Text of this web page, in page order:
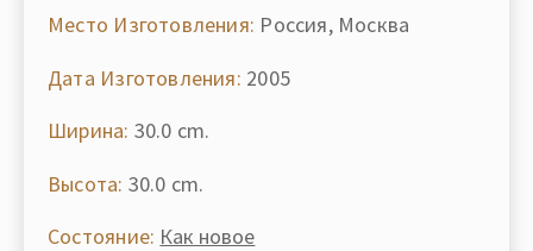
Место Изготовления: Россия, Москва
Дата Изготовления: 2005
Ширина: 30.0 cm.
Высота: 30.0 cm.
Состояние: Как новое